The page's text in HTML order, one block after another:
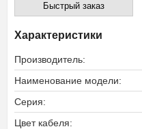
Быстрый заказ
Характеристики
Производитель:
Наименование модели:
Серия:
Цвет кабеля: